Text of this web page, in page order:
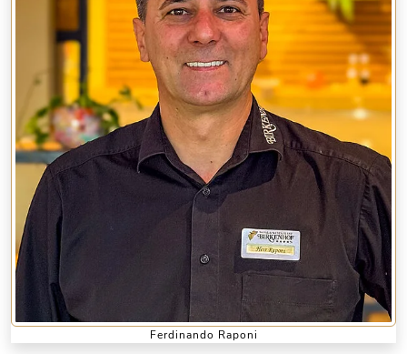
Ferdinando Raponi